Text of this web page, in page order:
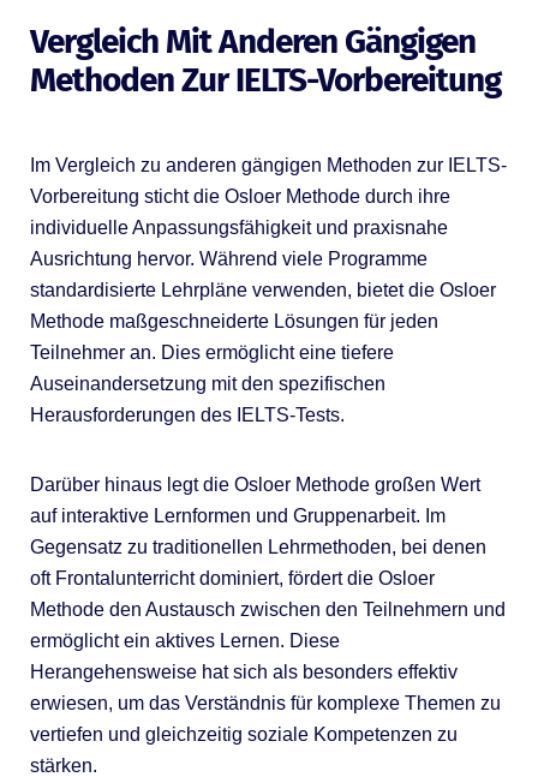
Vergleich Mit Anderen Gängigen
Methoden Zur IELTS-Vorbereitung
Im Vergleich zu anderen gängigen Methoden zur IELTS-
Vorbereitung sticht die Osloer Methode durch ihre
individuelle Anpassungsfähigkeit und praxisnahe
Ausrichtung hervor. Während viele Programme
standardisierte Lehrpläne verwenden, bietet die Osloer
Methode maßgeschneiderte Lösungen für jeden
Teilnehmer an. Dies ermöglicht eine tiefere
Auseinandersetzung mit den spezifischen
Herausforderungen des IELTS-Tests.
Darüber hinaus legt die Osloer Methode großen Wert
auf interaktive Lernformen und Gruppenarbeit. Im
Gegensatz zu traditionellen Lehrmethoden, bei denen
oft Frontalunterricht dominiert, fördert die Osloer
Methode den Austausch zwischen den Teilnehmern und
ermöglicht ein aktives Lernen. Diese
Herangehensweise hat sich als besonders effektiv
erwiesen, um das Verständnis für komplexe Themen zu
vertiefen und gleichzeitig soziale Kompetenzen zu
stärken.